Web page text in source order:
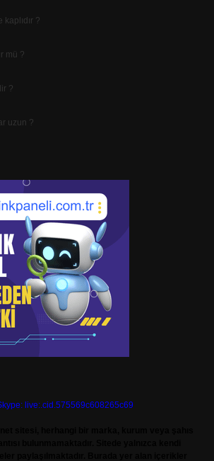
?
mü ?
?
uzun ?
live:.cid.575569c608265c69